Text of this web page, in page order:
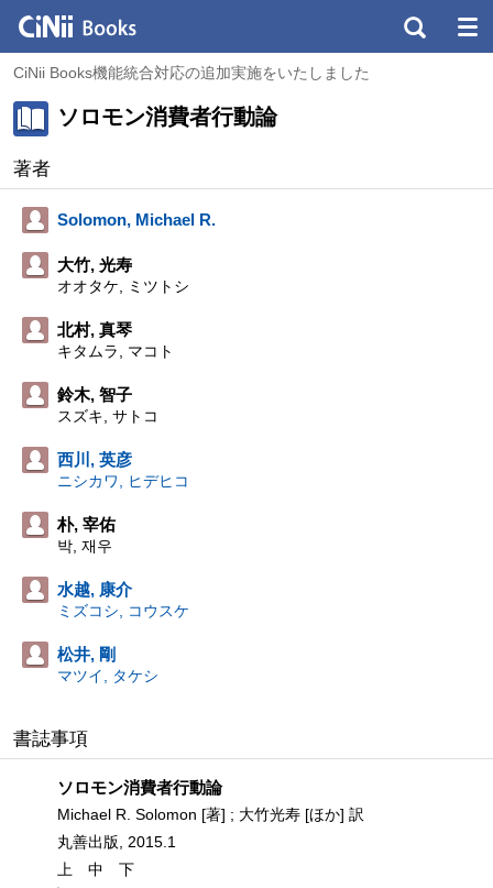
CiNii Books機能統合対応の追加実施をいたしました
ソロモン消費者行動論
著者
Solomon, Michael R.
大竹, 光寿
オオタケ, ミツトシ
北村, 真琴
キタムラ, マコト
鈴木, 智子
スズキ, サトコ
西川, 英彦
ニシカワ, ヒデヒコ
朴, 宰佑
박, 재우
水越, 康介
ミズコシ, コウスケ
松井, 剛
マツイ, タケシ
書誌事項
ソロモン消費者行動論
Michael R. Solomon [著] ; 大竹光寿 [ほか] 訳
丸善出版, 2015.1
上
中
下